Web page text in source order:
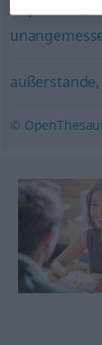
außerstande,
©